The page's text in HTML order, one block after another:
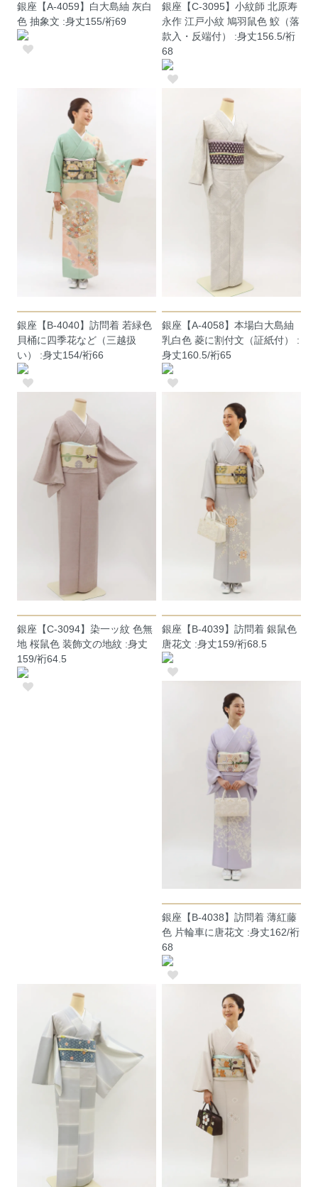
銀座【A-4059】白大島紬 灰白
色 抽象文 :身丈155/裄69
銀座【C-3095】小紋師 北原寿
永作 江戸小紋 鳩羽鼠色 鮫（落
款入・反端付） :身丈156.5/裄
68
銀座【B-4040】訪問着 若緑色
貝桶に四季花など（三越扱
い） :身丈154/裄66
銀座【A-4058】本場白大島紬
乳白色 菱に割付文（証紙付） :
身丈160.5/裄65
銀座【C-3094】染一ッ紋 色無
地 桜鼠色 装飾文の地紋 :身丈
159/裄64.5
銀座【B-4039】訪問着 銀鼠色
唐花文 :身丈159/裄68.5
銀座【B-4038】訪問着 薄紅藤
色 片輪車に唐花文 :身丈162/裄
68